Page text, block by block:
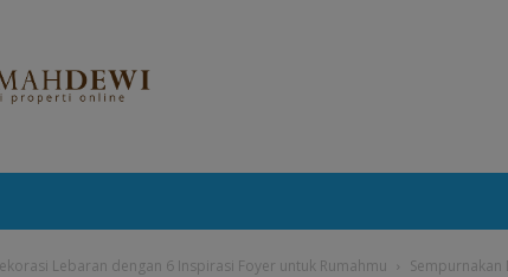
Lebaran dengan 6 Inspirasi Foyer untuk Rumahmu